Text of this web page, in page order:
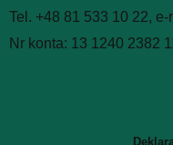
Tel. +48 81 533 10 22, e-
Nr konta: 13 1240 2382